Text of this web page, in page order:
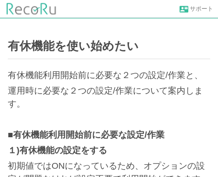
サポート
有休機能を使い始めたい
有休機能利用開始前に必要な２つの設定/作業と、
運用時に必要な２つの設定/作業について案内しま
す。
■有休機能利用開始前に必要な設定/作業
１)有休機能の設定をする
初期値ではONになっているため、オプションの設